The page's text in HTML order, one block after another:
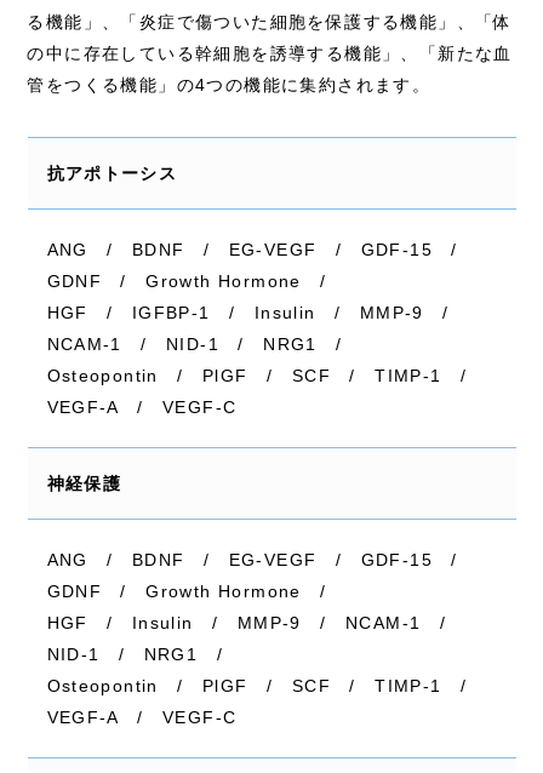
初めての方へ
クリニックについて
料金一覧
統合医療
お知らせ
ブログ
コラム
る機能」、「炎症で傷ついた細胞を保護する機能」、「体
の中に存在している幹細胞を誘導する機能」、「新たな血
管をつくる機能」の4つの機能に集約されます。
抗アポトーシス
ANG / BDNF / EG-VEGF / GDF-15 /
GDNF / Growth Hormone /
HGF / IGFBP-1 / Insulin / MMP-9 /
NCAM-1 / NID-1 / NRG1 /
Osteopontin / PlGF / SCF / TIMP-1 /
VEGF-A / VEGF-C
神経保護
ANG / BDNF / EG-VEGF / GDF-15 /
GDNF / Growth Hormone /
HGF / Insulin / MMP-9 / NCAM-1 /
NID-1 / NRG1 /
Osteopontin / PlGF / SCF / TIMP-1 /
VEGF-A / VEGF-C